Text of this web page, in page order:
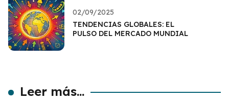
02/09/2025
TENDENCIAS GLOBALES: EL
PULSO DEL MERCADO MUNDIAL
Leer más...